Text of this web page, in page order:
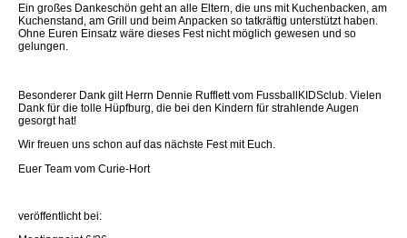
Ein großes Dankeschön geht an alle Eltern, die uns mit Kuchenbacken, am
Kuchenstand, am Grill und beim Anpacken so tatkräftig unterstützt haben.
Ohne Euren Einsatz wäre dieses Fest nicht möglich gewesen und so
gelungen.
Besonderer Dank gilt Herrn Dennie Rufflett vom FussballKIDSclub. Vielen
Dank für die tolle Hüpfburg, die bei den Kindern für strahlende Augen
gesorgt hat!
Wir freuen uns schon auf das nächste Fest mit Euch.
Euer Team vom Curie-Hort
veröffentlicht bei: